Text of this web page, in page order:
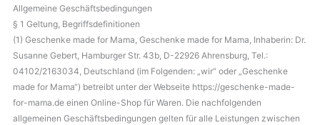
Allgemeine Geschäftsbedingungen
§ 1 Geltung, Begriffsdefinitionen
(1) Geschenke made for Mama, Geschenke made for Mama, Inhaberin: Dr.
Susanne Gebert, Hamburger Str. 43b, D-22926 Ahrensburg, Tel.:
04102/2163034, Deutschland (im Folgenden: „wir“ oder „Geschenke
made for Mama“) betreibt unter der Webseite https://geschenke-made-
for-mama.de einen Online-Shop für Waren. Die nachfolgenden
allgemeinen Geschäftsbedingungen gelten für alle Leistungen zwischen